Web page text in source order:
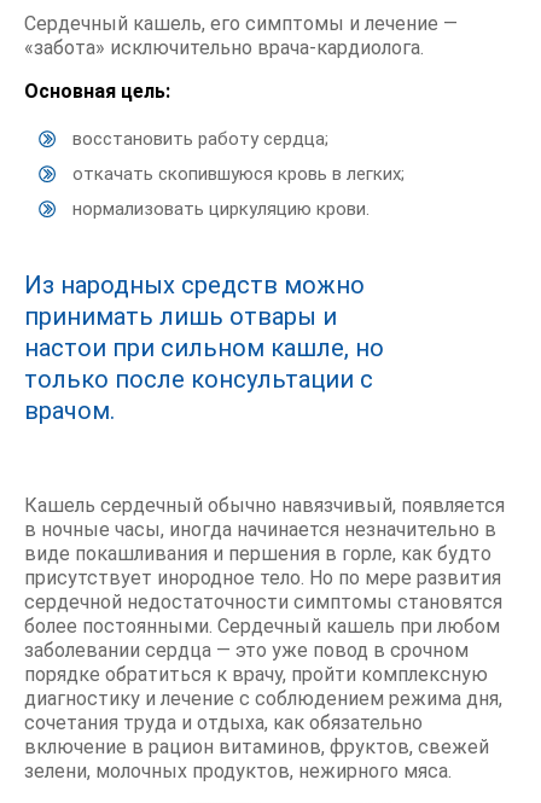
Сердечный кашель, его симптомы и лечение —
«забота» исключительно врача-кардиолога.
Основная цель:
восстановить работу сердца;
откачать скопившуюся кровь в легких;
нормализовать циркуляцию крови.
Из народных средств можно
принимать лишь отвары и
настои при сильном кашле, но
только после консультации с
врачом.
Кашель сердечный обычно навязчивый, появляется
в ночные часы, иногда начинается незначительно в
виде покашливания и першения в горле, как будто
присутствует инородное тело. Но по мере развития
сердечной недостаточности симптомы становятся
более постоянными. Сердечный кашель при любом
заболевании сердца — это уже повод в срочном
порядке обратиться к врачу, пройти комплексную
диагностику и лечение с соблюдением режима дня,
сочетания труда и отдыха, как обязательно
включение в рацион витаминов, фруктов, свежей
зелени, молочных продуктов, нежирного мяса.